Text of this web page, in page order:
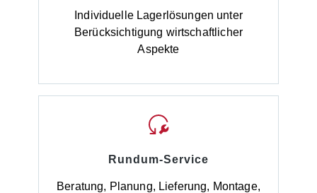
Individuelle Lagerlösungen unter
Berücksichtigung wirtschaftlicher
Aspekte
Rundum-Service
Beratung, Planung, Lieferung, Montage,